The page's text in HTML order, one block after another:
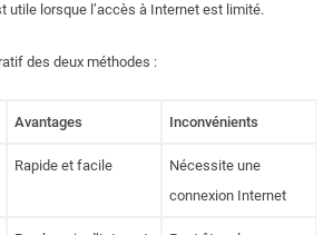
utile lorsque l’accès à Internet est limité.
des deux méthodes :
Avantages Inconvénients
Rapide et facile
Nécessite une
connexion Internet